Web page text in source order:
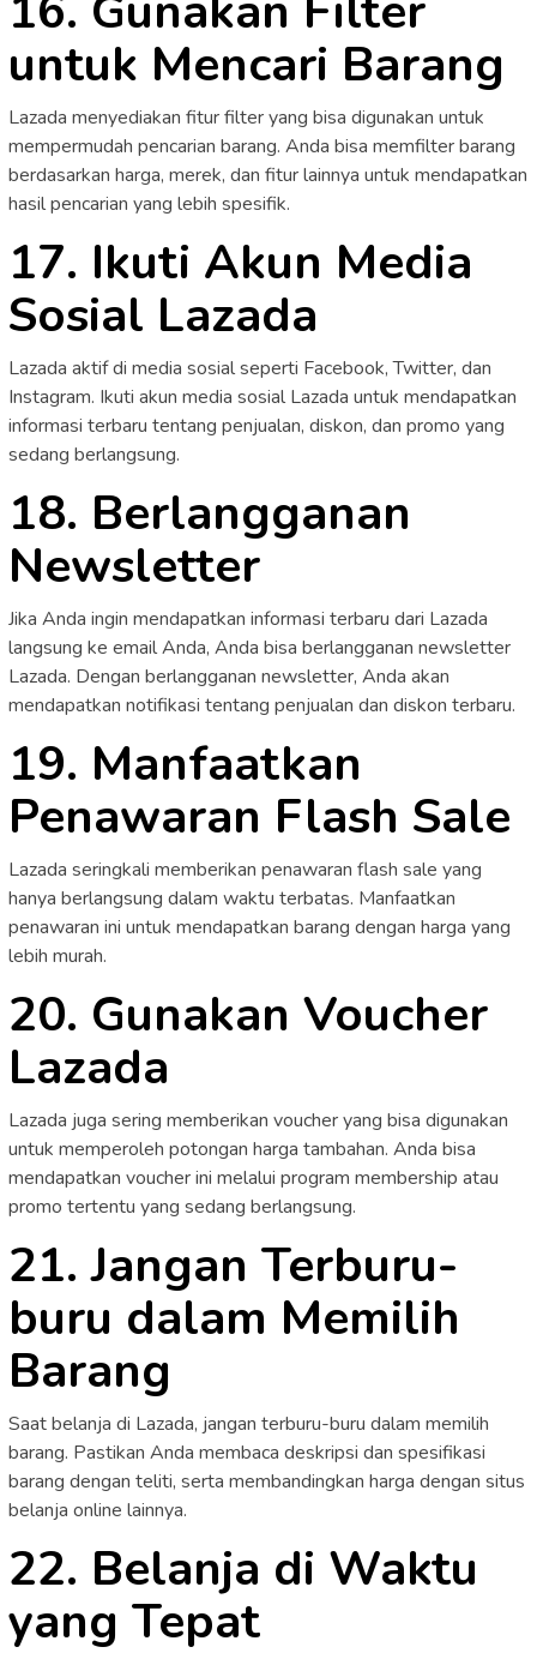
untuk Mencari Barang
Lazada menyediakan fitur filter yang bisa digunakan untuk
mempermudah pencarian barang. Anda bisa memfilter barang
berdasarkan harga, merek, dan fitur lainnya untuk mendapatkan
hasil pencarian yang lebih spesifik.
17. Ikuti Akun Media
Sosial Lazada
Lazada aktif di media sosial seperti Facebook, Twitter, dan
Instagram. Ikuti akun media sosial Lazada untuk mendapatkan
informasi terbaru tentang penjualan, diskon, dan promo yang
sedang berlangsung.
18. Berlangganan
Newsletter
Jika Anda ingin mendapatkan informasi terbaru dari Lazada
langsung ke email Anda, Anda bisa berlangganan newsletter
Lazada. Dengan berlangganan newsletter, Anda akan
mendapatkan notifikasi tentang penjualan dan diskon terbaru.
19. Manfaatkan
Penawaran Flash Sale
Lazada seringkali memberikan penawaran flash sale yang
hanya berlangsung dalam waktu terbatas. Manfaatkan
penawaran ini untuk mendapatkan barang dengan harga yang
lebih murah.
20. Gunakan Voucher
Lazada
Lazada juga sering memberikan voucher yang bisa digunakan
untuk memperoleh potongan harga tambahan. Anda bisa
mendapatkan voucher ini melalui program membership atau
promo tertentu yang sedang berlangsung.
21. Jangan Terburu-
buru dalam Memilih
Barang
Saat belanja di Lazada, jangan terburu-buru dalam memilih
barang. Pastikan Anda membaca deskripsi dan spesifikasi
barang dengan teliti, serta membandingkan harga dengan situs
belanja online lainnya.
22. Belanja di Waktu
yang Tepat